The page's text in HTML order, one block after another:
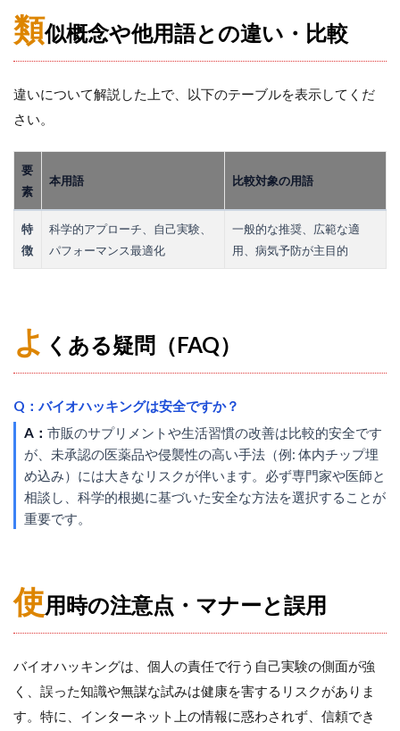
類似概念や他用語との違い・比較
違いについて解説した上で、以下のテーブルを表示してくだ
さい。
要
素
本用語 比較対象の用語
特
徴
科学的アプローチ、自己実験、
パフォーマンス最適化
一般的な推奨、広範な適
用、病気予防が主目的
よ くある疑問（FAQ）
Q：バイオハッキングは安全ですか？
A： 市販のサプリメントや生活習慣の改善は比較的安全です
が、未承認の医薬品や侵襲性の高い手法（例: 体内チップ埋
め込み）には大きなリスクが伴います。必ず専門家や医師と
相談し、科学的根拠に基づいた安全な方法を選択することが
重要です。
使用時の注意点・マナーと誤用
バイオハッキングは、個人の責任で行う自己実験の側面が強
く、誤った知識や無謀な試みは健康を害するリスクがありま
す。特に、インターネット上の情報に惑わされず、信頼でき